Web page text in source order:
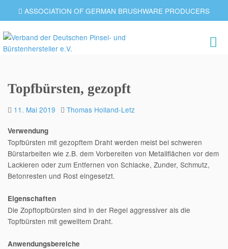
ASSOCIATION OF GERMAN BRUSHWARE PRODUCERS
Topfbürsten, gezopft
11. Mai 2019 Thomas Holland-Letz
Verwendung
Topfbürsten mit gezopftem Draht werden meist bei schweren
Bürstarbeiten wie z.B. dem Vorbereiten von Metallflächen vor dem
Lackieren oder zum Entfernen von Schlacke, Zunder, Schmutz,
Betonresten und Rost eingesetzt.
Eigenschaften
Die Zopftopfbürsten sind in der Regel aggressiver als die
Topfbürsten mit gewelltem Draht.
Anwendungsbereiche